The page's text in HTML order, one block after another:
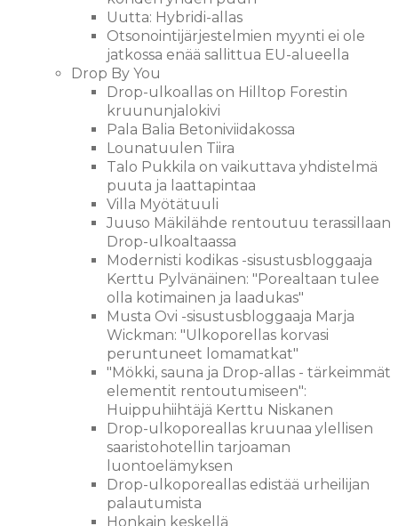
Uutta: Hybridi-allas
Otsonointijärjestelmien myynti ei ole
jatkossa enää sallittua EU-alueella
Drop By You
Drop-ulkoallas on Hilltop Forestin
kruununjalokivi
Pala Balia Betoniviidakossa
Lounatuulen Tiira
Talo Pukkila on vaikuttava yhdistelmä
puuta ja laattapintaa
Villa Myötätuuli
Juuso Mäkilähde rentoutuu terassillaan
Drop-ulkoaltaassa
Modernisti kodikas -sisustusbloggaaja
Kerttu Pylvänäinen: "Porealtaan tulee
olla kotimainen ja laadukas"
Musta Ovi -sisustusbloggaaja Marja
Wickman: "Ulkoporellas korvasi
peruntuneet lomamatkat"
"Mökki, sauna ja Drop-allas - tärkeimmät
elementit rentoutumiseen":
Huippuhiihtäjä Kerttu Niskanen
Drop-ulkoporeallas kruunaa ylellisen
saaristohotellin tarjoaman
luontoelämyksen
Drop-ulkoporeallas edistää urheilijan
palautumista
Honkain keskellä